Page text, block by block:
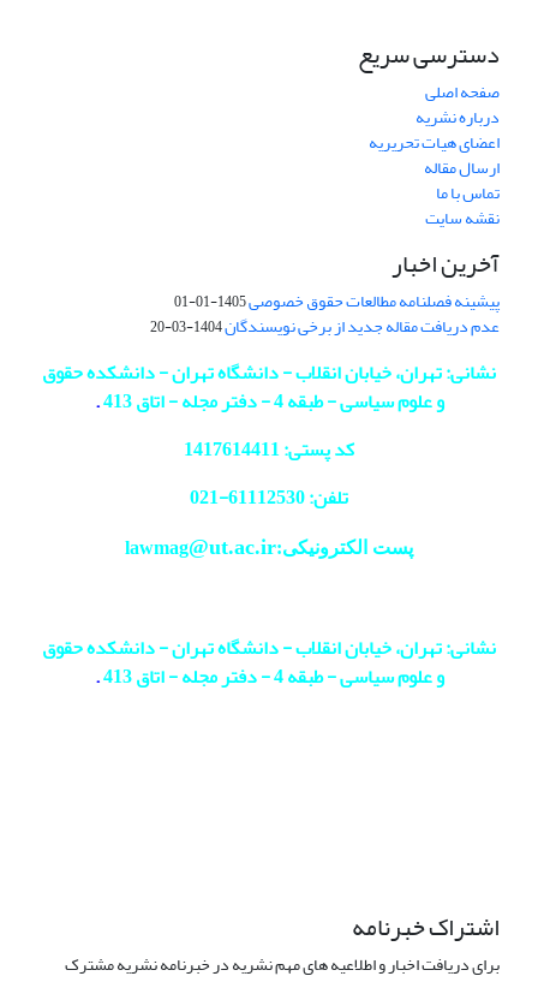
دسترسی سریع
صفحه اصلی
درباره نشریه
اعضای هیات تحریریه
ارسال مقاله
تماس با ما
نقشه سایت
آخرین اخبار
پیشینه فصلنامه مطالعات حقوق خصوصی1405-01-01
عدم دریافت مقاله جدید از برخی نویسندگان1404-03-20
نشانی: تهران، خیابان انقلاب - دانشگاه تهران - دانشکده حقوق
و علوم سیاسی - طبقه 4 - دفتر مجله - اتاق 413
.
کد پستی: 1417614411
تلفن: 61112530-
021
پست الکترونیکی:lawmag@ut.ac.ir
نشانی: تهران، خیابان انقلاب - دانشگاه تهران - دانشکده حقوق
و علوم سیاسی - طبقه 4 - دفتر مجله - اتاق 413
.
اشتراک خبرنامه
برای دریافت اخبار و اطلاعیه های مهم نشریه در خبرنامه نشریه مشترک